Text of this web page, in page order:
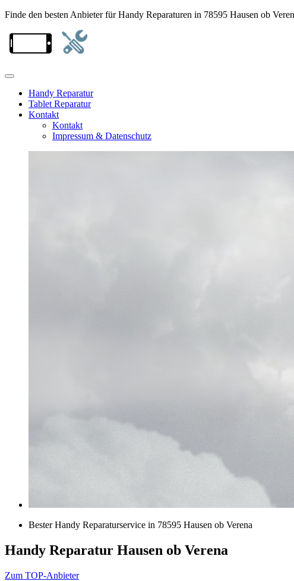
Finde den besten Anbieter für Handy Reparaturen in 78595 Hausen ob
Handy Reparatur
Tablet Reparatur
Kontakt
Kontakt
Impressum & Datenschutz
Bester Handy Reparaturservice in 78595 Hausen ob Verena
Handy Reparatur Hausen ob Verena
Zum TOP-Anbieter